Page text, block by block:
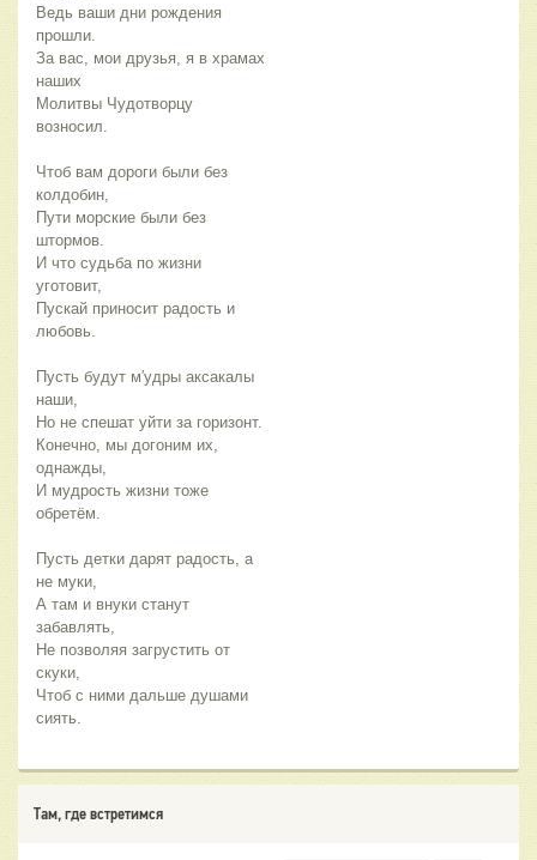
Ведь ваши дни рождения
прошли.
За вас, мои друзья, я в храмах
наших
Молитвы Чудотворцу
возносил.
Чтоб вам дороги были без
колдобин,
Пути морские были без
штормов.
И что судьба по жизни
уготовит,
Пускай приносит радость и
любовь.
Пусть будут м′удры аксакалы
наши,
Но не спешат уйти за горизонт.
Конечно, мы догоним их,
однажды,
И мудрость жизни тоже
обретём.
Пусть детки дарят радость, а
не муки,
А там и внуки станут
забавлять,
Не позволяя загрустить от
скуки,
Чтоб с ними дальше душами
сиять.
Там, где встретимся